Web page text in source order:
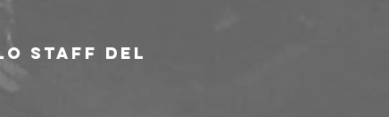
lo staff del